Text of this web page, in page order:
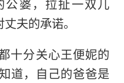
公婆，拉扯一双儿
夫的承诺。
十分关心王便妮的
道，自己的爸爸是